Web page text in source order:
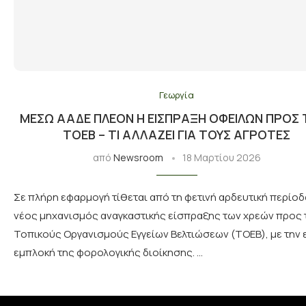
Γεωργία
ΜΈΣΩ ΑΑΔΕ ΠΛΈΟΝ Η ΕΊΣΠΡΑΞΗ ΟΦΕΙΛΏΝ ΠΡΟΣ
ΤΟΕΒ – ΤΙ ΑΛΛΆΖΕΙ ΓΙΑ ΤΟΥΣ ΑΓΡΌΤΕΣ
από Newsroom 18 Μαρτίου 2026
Σε πλήρη εφαρμογή τίθεται από τη φετινή αρδευτική
νέος μηχανισμός αναγκαστικής είσπραξης των χρεών προς
Τοπικούς Οργανισμούς Εγγείων Βελτιώσεων (ΤΟΕΒ), με την
εμπλοκή της φορολογικής διοίκησης. …